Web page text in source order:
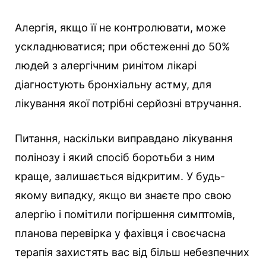
Алергія, якщо її не контролювати, може
ускладнюватися; при обстеженні до 50%
людей з алергічним ринітом лікарі
діагностують бронхіальну астму, для
лікування якої потрібні серйозні втручання.
Питання, наскільки виправдано лікування
полінозу і який спосіб боротьби з ним
краще, залишається відкритим. У будь-
якому випадку, якщо ви знаєте про свою
алергію і помітили погіршення симптомів,
планова перевірка у фахівця і своєчасна
терапія захистять вас від більш небезпечних